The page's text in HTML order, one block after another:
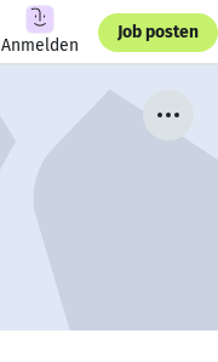
Anmelden
Job posten